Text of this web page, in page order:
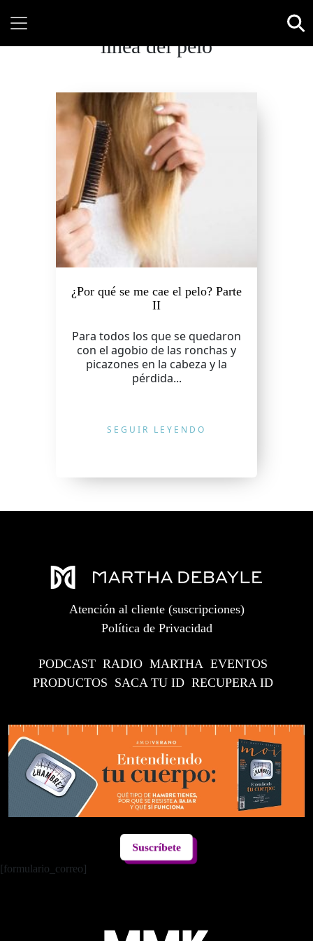
linea del pelo
¿Por qué se me cae el pelo? Parte
II
Para todos los que se quedaron
con el agobio de las ronchas y
picazones en la cabeza y la
pérdida...
SEGUIR LEYENDO
Atención al cliente (suscripciones)
Política de Privacidad
PODCAST RADIO MARTHA EVENTOS
PRODUCTOS SACA TU ID RECUPERA ID
Suscríbete
[formulario_correo]